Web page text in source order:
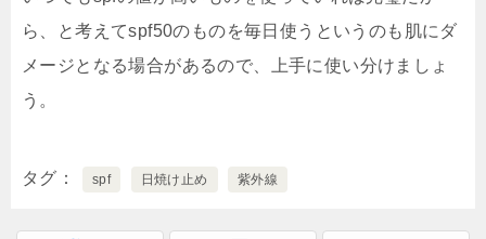
ら、と考えてspf50のものを毎日使うというのも肌にダ
メージとなる場合があるので、上手に使い分けましょ
う。
タグ spf 日焼け止め 紫外線